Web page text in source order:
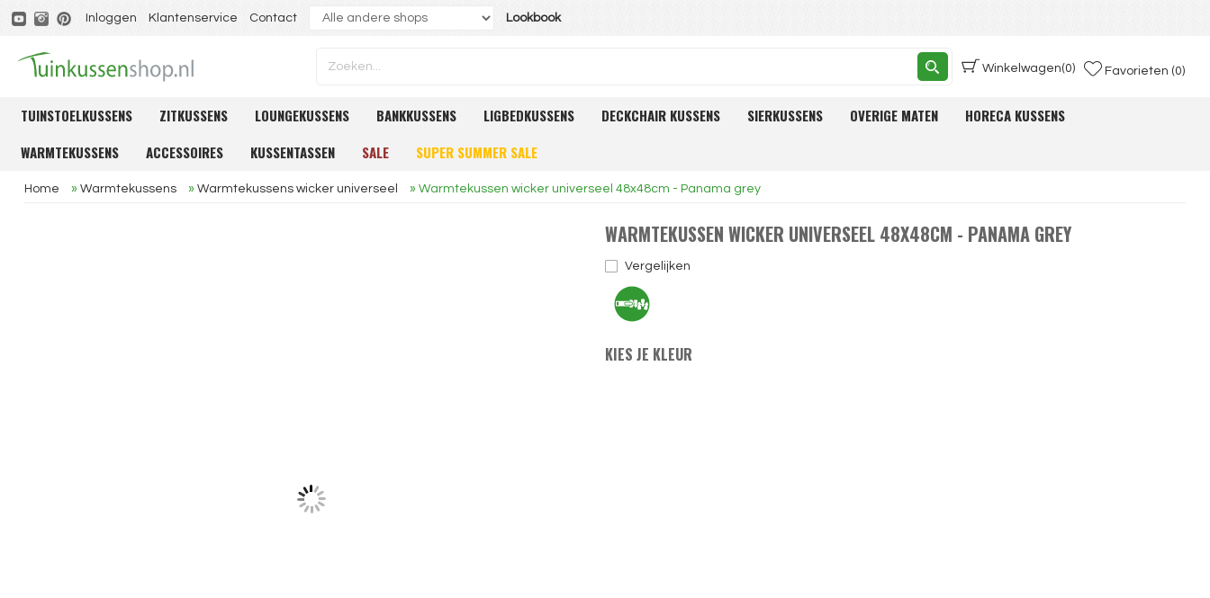
Inloggen Klantenservice Contact Lookbook
Winkelwagen(0) Favorieten (0)
TUINSTOELKUSSENS ZITKUSSENS LOUNGEKUSSENS BANKKUSSENS LIGBEDKUSSENS DECKCHAIR KUSSENS SIERKUSSENS OVERIGE MATEN
HORECA KUSSENS
WARMTEKUSSENS
ACCESSOIRES KUSSENTASSEN SALE SUPER SUMMER SALE
Home » Warmtekussens » Warmtekussens wicker universeel » Warmtekussen wicker universeel 48x48cm - Panama grey
WARMTEKUSSEN WICKER UNIVERSEEL 48X48CM - PANAMA GREY
Vergelijken
KIES JE KLEUR